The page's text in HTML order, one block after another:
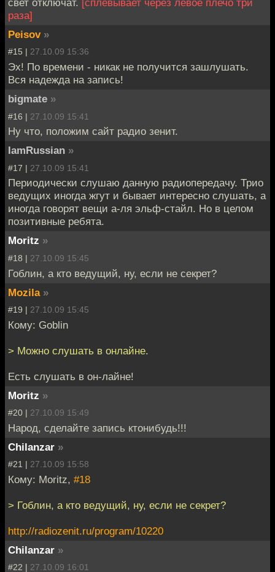
свет отключат. [сплёвывает через левое плечо три
раза]
Peisov »
#15 | 27.10.09 15:36
Эх! По времени - никак не получится зашлушать.
Вся надежда на запись!
bigmate »
#16 | 27.10.09 15:41
Ну что, положим сайт радио зенит.
IamRussian »
#17 | 27.10.09 15:41
Периодически слушаю данную радиопередачу. Трио
ведущих иногда жгут и бывает интересно слушать, а
иногда говорят вещи а-ля эльф-стайл. Но в целом
позитивные ребята.
Moritz »
#18 | 27.10.09 15:45
Гоблин, а кто ведущий, ну, если не секрет?
Mozila »
#19 | 27.10.09 15:45
Кому: Goblin
> Можно слушать в онлайне.
Есть слушать в он-лайне!
Moritz »
#20 | 27.10.09 15:49
Народ, сделайте запись ктонибудь!!!
Chilanzar »
#21 | 27.10.09 15:58
Кому: Moritz, #18
> Гоблин, а кто ведущий, ну, если не секрет?
http://radiozenit.ru/program/10220
Chilanzar »
#22 | 27.10.09 16:01